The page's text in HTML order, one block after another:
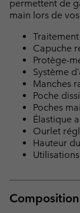
permettent de
main lors de
Capuche
Protège-
Système
Manches
Poche
Poches
Élastique
Ourlet
Hauteur
Composition